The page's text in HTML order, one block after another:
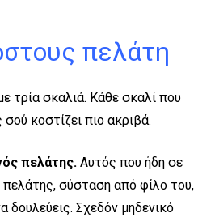
πελάτη
τρία σκαλιά. Κάθε σκαλί που
κοστίζει πιο ακριβά.
πελάτης. Αυτός που ήδη σε
πελάτης, σύσταση από φίλο του,
δουλεύεις. Σχεδόν μηδενικό